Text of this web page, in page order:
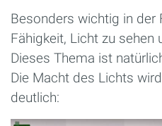
Besonders wichtig in der
Fähigkeit, Licht zu sehen
Dieses Thema ist
Die Macht des Lichts
deutlich: